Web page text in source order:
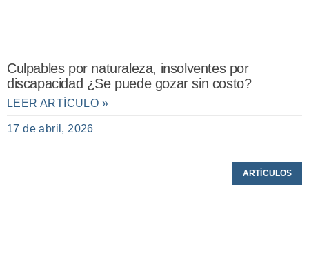
Culpables por naturaleza, insolventes por
discapacidad ¿Se puede gozar sin costo?
LEER ARTÍCULO »
17 de abril, 2026
ARTÍCULOS